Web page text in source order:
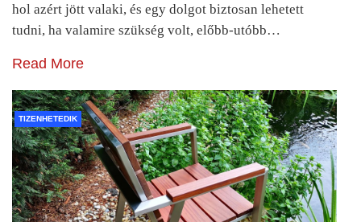
hol azért jött valaki, és egy dolgot biztosan lehetett
tudni, ha valamire szükség volt, előbb-utóbb…
Read More
TIZENHETEDIK